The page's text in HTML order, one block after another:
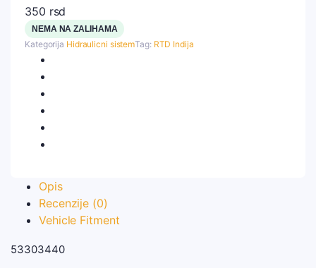
350 rsd
NEMA NA ZALIHAMA
Kategorija Hidraulicni sistemTag: RTD Indija
Opis
Recenzije (0)
Vehicle Fitment
53303440